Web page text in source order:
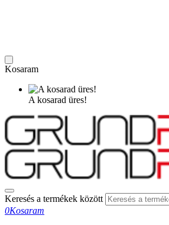
Kosaram
A kosarad üres!
Keresés a termékek között
0Kosaram